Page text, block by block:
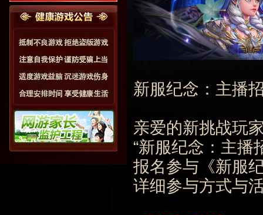
新服纪念：主播
亲爱的新挑战玩
“新服纪念：主播
报名参与《新服
详细参与方式与